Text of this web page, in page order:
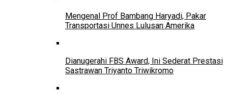
Mengenal Prof Bambang Haryadi, Pakar
Transportasi Unnes Lulusan Amerika
Dianugerahi FBS Award, Ini Sederat Prestasi
Sastrawan Triyanto Triwikromo